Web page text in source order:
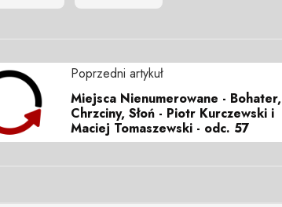
Poprzedni artykuł
Miejsca Nienumerowane - Bohater,
Chrzciny, Słoń - Piotr Kurczewski i
Maciej Tomaszewski - odc. 57